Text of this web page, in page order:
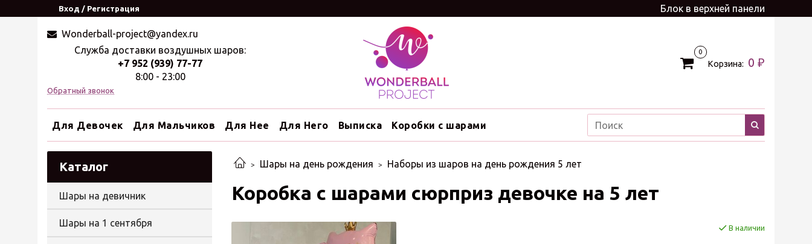
Вход / Регистрация Блок в верхней панели
Wonderball-project@yandex.ru
Служба доставки воздушных шаров:
+7 952 (939) 77-77
8:00 - 23:00
Обратный звонок
0
Корзина: 0 ₽
Для Девочек Для Мальчиков Для Нее Для Него Выписка Коробки с шарами
Шары на день рождения Наборы из шаров на день рождения 5 лет
Коробка с шарами сюрприз девочке на 5 лет
В наличии
Каталог
Шары на девичник
Шары на 1 сентября